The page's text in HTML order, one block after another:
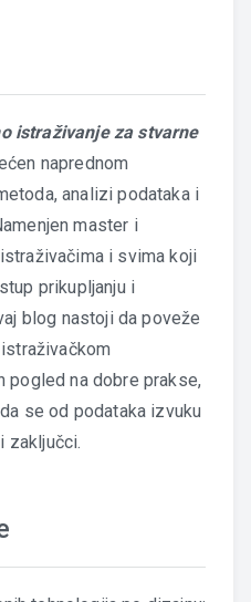
istraživanje za stvarne
naprednom
analizi podataka i
master i
i svima koji
prikupljanju i
blog nastoji da poveže
pogled na dobre prakse,
se od podataka izvuku
zaključci.